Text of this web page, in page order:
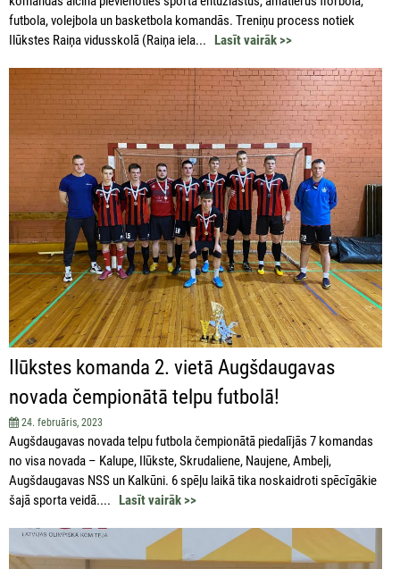
futbola, volejbola un basketbola komandās. Treniņu process notiek
Ilūkstes Raiņa vidusskolā (Raiņa iela... Lasīt vairāk >>
Ilūkstes komanda 2. vietā Augšdaugavas
novada čempionātā telpu futbolā!
24. februāris, 2023
Augšdaugavas novada telpu futbola čempionātā piedalījās 7 komandas
no visa novada – Kalupe, Ilūkste, Skrudaliene, Naujene, Ambeļi,
Augšdaugavas NSS un Kalkūni. 6 spēļu laikā tika noskaidroti spēcīgākie
šajā sporta veidā.... Lasīt vairāk >>